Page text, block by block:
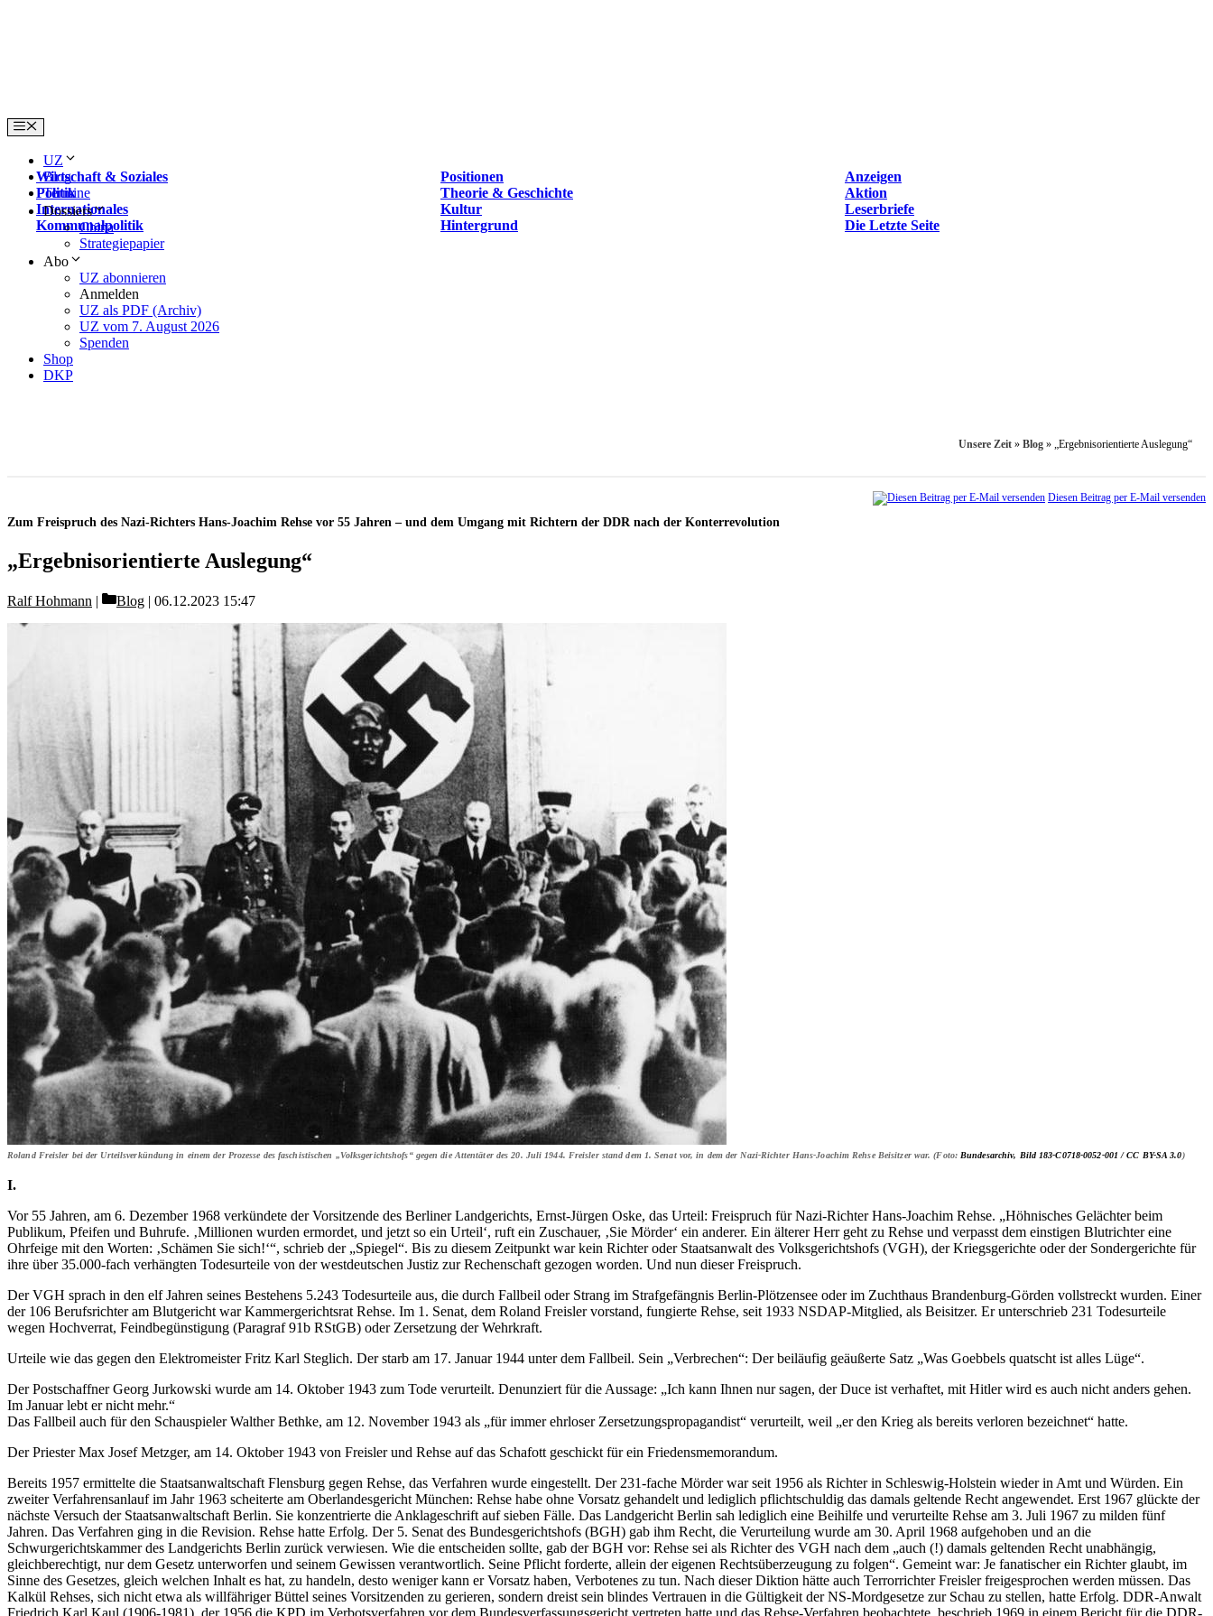
Menu
UZ
Wirtschaft & Soziales
Positionen
Anzeigen
Politik
Theorie & Geschichte
Aktion
Internationales
Kultur
Leserbriefe
Kommunalpolitik
Hintergrund Die Letzte Seite
Blog
Termine
Dossiers
China
Strategiepapier
Abo
UZ abonnieren
Anmelden
UZ als PDF (Archiv)
UZ vom 7. August 2026
Spenden
Shop
DKP
Unsere Zeit » Blog » „Ergebnisorientierte Auslegung“
Diesen Beitrag per E-Mail versenden
Zum Freispruch des Nazi-Richters Hans-Joachim Rehse vor 55 Jahren – und dem Umgang mit Richtern der DDR nach der Konterrevolution
„Ergebnisorientierte Auslegung“
Ralf Hohmann Categories
Blog 06.12.2023 15:47
Roland Freisler bei der Urteilsverkündung in einem der Prozesse des faschistischen „Volksgerichtshofs“ gegen die Attentäter des 20. Juli 1944. Freisler stand dem 1. Senat vor, in dem der Nazi-Richter Hans-Joachim Rehse Beisitzer war. (Foto: Bundesarchiv, Bild 183-C0718-0052-001 / CC BY-SA 3.0)
I.
Vor 55 Jahren, am 6. Dezember 1968 verkündete der Vorsitzende des Berliner Landgerichts, Ernst-Jürgen Oske, das Urteil: Freispruch für Nazi-Richter Hans-Joachim Rehse. „Höhnisches Gelächter beim
Publikum, Pfeifen und Buhrufe. ‚Millionen wurden ermordet, und jetzt so ein Urteil‘, ruft ein Zuschauer, ‚Sie Mörder‘ ein anderer. Ein älterer Herr geht zu Rehse und verpasst dem einstigen Blutrichter eine
Ohrfeige mit den Worten: ‚Schämen Sie sich!‘“, schrieb der „Spiegel“. Bis zu diesem Zeitpunkt war kein Richter oder Staatsanwalt des Volksgerichtshofs (VGH), der Kriegsgerichte oder der Sondergerichte für
ihre über 35.000-fach verhängten Todesurteile von der westdeutschen Justiz zur Rechenschaft gezogen worden. Und nun dieser Freispruch.
Der VGH sprach in den elf Jahren seines Bestehens 5.243 Todesurteile aus, die durch Fallbeil oder Strang im Strafgefängnis Berlin-Plötzensee oder im Zuchthaus Brandenburg-Görden vollstreckt wurden. Einer
der 106 Berufsrichter am Blutgericht war Kammergerichtsrat Rehse. Im 1. Senat, dem Roland Freisler vorstand, fungierte Rehse, seit 1933 NSDAP-Mitglied, als Beisitzer. Er unterschrieb 231 Todesurteile
wegen Hochverrat, Feindbegünstigung (Paragraf 91b RStGB) oder Zersetzung der Wehrkraft.
Urteile wie das gegen den Elektromeister Fritz Karl Steglich. Der starb am 17. Januar 1944 unter dem Fallbeil. Sein „Verbrechen“: Der beiläufig geäußerte Satz „Was Goebbels quatscht ist alles Lüge“.
Der Postschaffner Georg Jurkowski wurde am 14. Oktober 1943 zum Tode verurteilt. Denunziert für die Aussage: „Ich kann Ihnen nur sagen, der Duce ist verhaftet, mit Hitler wird es auch nicht anders gehen.
Im Januar lebt er nicht mehr.“
Das Fallbeil auch für den Schauspieler Walther Bethke, am 12. November 1943 als „für immer ehrloser Zersetzungspropagandist“ verurteilt, weil „er den Krieg als bereits verloren bezeichnet“ hatte.
Der Priester Max Josef Metzger, am 14. Oktober 1943 von Freisler und Rehse auf das Schafott geschickt für ein Friedensmemorandum.
Bereits 1957 ermittelte die Staatsanwaltschaft Flensburg gegen Rehse, das Verfahren wurde eingestellt. Der 231-fache Mörder war seit 1956 als Richter in Schleswig-Holstein wieder in Amt und Würden. Ein
zweiter Verfahrensanlauf im Jahr 1963 scheiterte am Oberlandesgericht München: Rehse habe ohne Vorsatz gehandelt und lediglich pflichtschuldig das damals geltende Recht angewendet. Erst 1967 glückte der
nächste Versuch der Staatsanwaltschaft Berlin. Sie konzentrierte die Anklageschrift auf sieben Fälle. Das Landgericht Berlin sah lediglich eine Beihilfe und verurteilte Rehse am 3. Juli 1967 zu milden fünf
Jahren. Das Verfahren ging in die Revision. Rehse hatte Erfolg. Der 5. Senat des Bundesgerichtshofs (BGH) gab ihm Recht, die Verurteilung wurde am 30. April 1968 aufgehoben und an die
Schwurgerichtskammer des Landgerichts Berlin zurück verwiesen. Wie die entscheiden sollte, gab der BGH vor: Rehse sei als Richter des VGH nach dem „auch (!) damals geltenden Recht unabhängig,
gleichberechtigt, nur dem Gesetz unterworfen und seinem Gewissen verantwortlich. Seine Pflicht forderte, allein der eigenen Rechtsüberzeugung zu folgen“. Gemeint war: Je fanatischer ein Richter glaubt, im
Sinne des Gesetzes, gleich welchen Inhalt es hat, zu handeln, desto weniger kann er Vorsatz haben, Verbotenes zu tun. Nach dieser Diktion hätte auch Terrorrichter Freisler freigesprochen werden müssen. Das
Kalkül Rehses, sich nicht etwa als willfähriger Büttel seines Vorsitzenden zu gerieren, sondern dreist sein blindes Vertrauen in die Gültigkeit der NS-Mordgesetze zur Schau zu stellen, hatte Erfolg. DDR-Anwalt